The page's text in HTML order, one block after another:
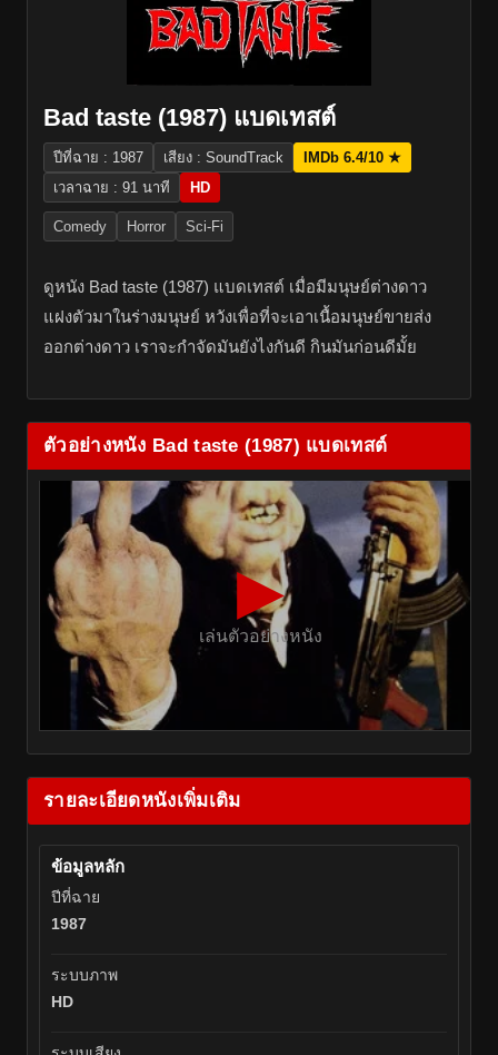
Bad taste (1987) แบดเทสต์
ปีที่ฉาย : 1987 เสียง : SoundTrack
IMDb 6.4/10 ★
เวลาฉาย : 91 นาที
HD
Comedy Horror Sci-Fi
ดูหนัง Bad taste (1987) แบดเทสต์ เมื่อมีมนุษย์ต่างดาว
แฝงตัวมาในร่างมนุษย์ หวังเพื่อที่จะเอาเนื้อมนุษย์ขายส่ง
ออกต่างดาว เราจะกำจัดมันยังไงกันดี กินมันก่อนดีมั้ย
ตัวอย่างหนัง Bad taste (1987) แบดเทสต์
▶
เล่นตัวอย่างหนัง
รายละเอียดหนังเพิ่มเติม
ข้อมูลหลัก
ปีที่ฉาย
1987
ระบบภาพ
HD